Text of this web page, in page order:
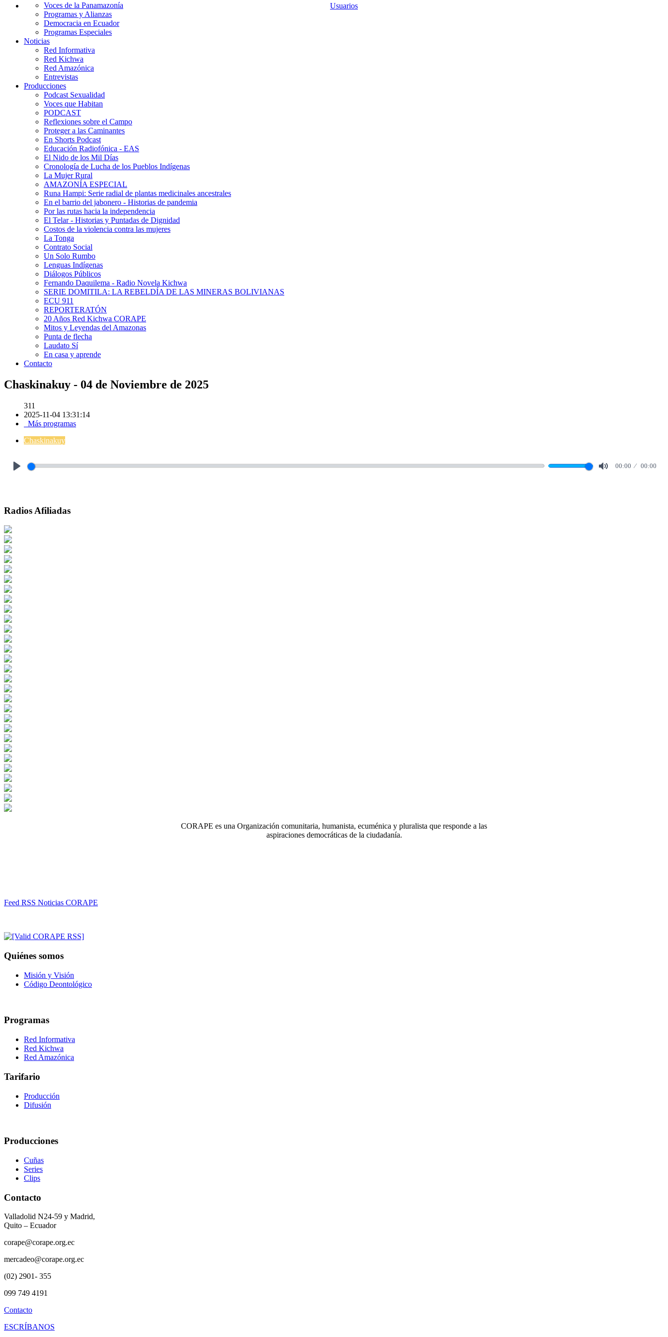
Usuarios
Voces de la Panamazonía
Programas y Alianzas
Democracia en Ecuador
Programas Especiales
Noticias
Red Informativa
Red Kichwa
Red Amazónica
Entrevistas
Producciones
Podcast Sexualidad
Voces que Habitan
PODCAST
Reflexiones sobre el Campo
Proteger a las Caminantes
En Shorts Podcast
Educación Radiofónica - EAS
El Nido de los Mil Días
Cronología de Lucha de los Pueblos Indígenas
La Mujer Rural
AMAZONÍA ESPECIAL
Runa Hampi: Serie radial de plantas medicinales ancestrales
En el barrio del jabonero - Historias de pandemia
Por las rutas hacia la independencia
El Telar - Historias y Puntadas de Dignidad
Costos de la violencia contra las mujeres
La Tonga
Contrato Social
Un Solo Rumbo
Lenguas Indígenas
Diálogos Públicos
Fernando Daquilema - Radio Novela Kichwa
SERIE DOMITILA: LA REBELDÍA DE LAS MINERAS BOLIVIANAS
ECU 911
REPORTERATÓN
20 Años Red Kichwa CORAPE
Mitos y Leyendas del Amazonas
Punta de flecha
Laudato Sí
En casa y aprende
Contacto
Chaskinakuy - 04 de Noviembre de 2025
311
2025-11-04 13:31:14
Más programas
Chaskinakuy
00:00 00:00
Radios Afiliadas
CORAPE es una Organización comunitaria, humanista, ecuménica y pluralista que responde a las
aspiraciones democráticas de la ciudadanía.
Feed RSS Noticias CORAPE
Quiénes somos
Misión y Visión
Código Deontológico
Programas
Red Informativa
Red Kichwa
Red Amazónica
Tarifario
Producción
Difusión
Producciones
Cuñas
Series
Clips
Contacto
Valladolid N24-59 y Madrid,
Quito – Ecuador
corape@corape.org.ec
mercadeo@corape.org.ec
(02) 2901- 355
099 749 4191
Contacto
ESCRÍBANOS